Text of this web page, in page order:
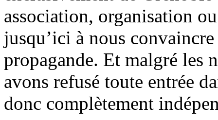
association, organisation
jusqu’ici à nous
propagande. Et malgré les
avons refusé toute entrée
donc complètement